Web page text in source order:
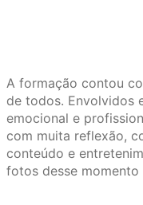
A formação contou
de todos. Envolvidos
emocional e
com muita reflexão,
conteúdo e
fotos desse momento